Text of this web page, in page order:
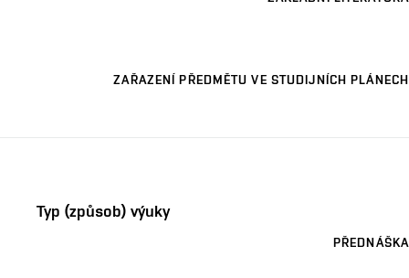
ZAŘAZENÍ PŘEDMĚTU VE STUDIJNÍCH PLÁNECH
Typ (způsob) výuky
PŘEDNÁŠKA